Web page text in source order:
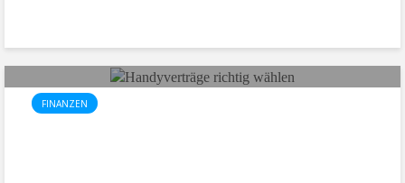
FINANZEN